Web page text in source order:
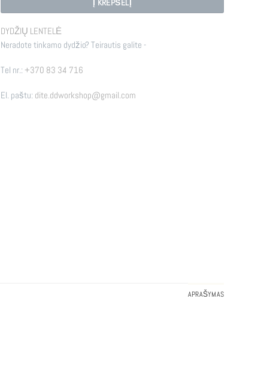
Į KREPŠELĮ
DYDŽIŲ LENTELĖ
Neradote tinkamo dydžio? Teirautis galite -
Tel nr.: +370 83 34 716
El. paštu: dite.ddworkshop@gmail.com
APRAŠYMAS